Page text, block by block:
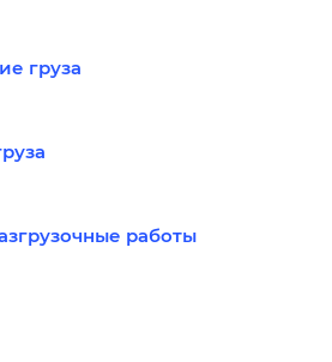
груза
работы